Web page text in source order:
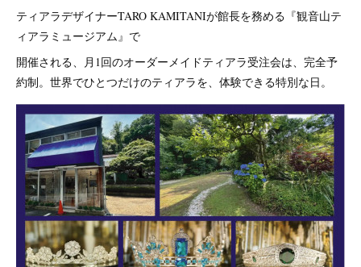
ティアラデザイナーTARO KAMITANIが館長を務める『観音山テ
ィアラミュージアム』で
開催される、月1回のオーダーメイドティアラ受注会は、完全予
約制。世界でひとつだけのティアラを、体験できる特別な日。